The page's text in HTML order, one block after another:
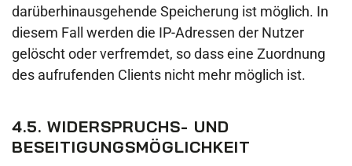
darüberhinausgehende Speicherung ist möglich. In
diesem Fall werden die IP-Adressen der Nutzer
gelöscht oder verfremdet, so dass eine Zuordnung
des aufrufenden Clients nicht mehr möglich ist.
4.5. WIDERSPRUCHS- UND
BESEITIGUNGSMÖGLICHKEIT